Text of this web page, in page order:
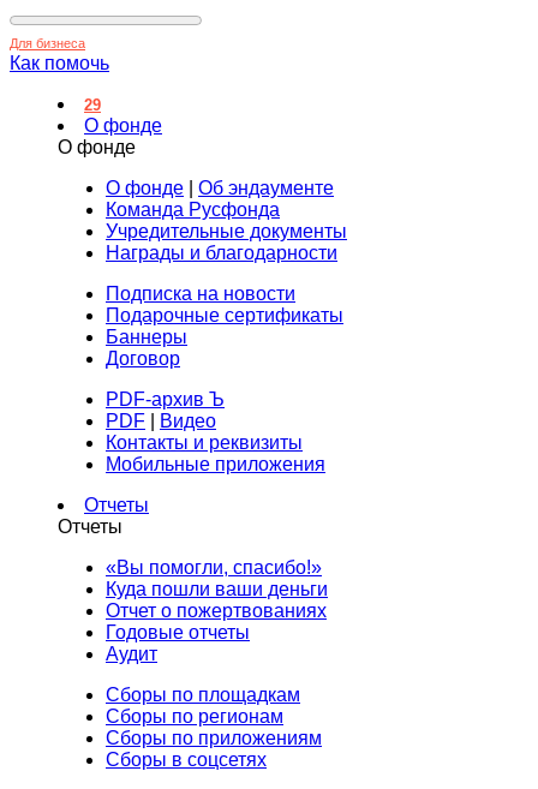
Для бизнеса
Как помочь
29
О фонде
О фонде
О фонде
Об эндаументе
Команда Русфонда
Учредительные документы
Награды и благодарности
Подписка на новости
Подарочные сертификаты
Баннеры
Договор
PDF-архив Ъ
PDF
Видео
Контакты и реквизиты
Мобильные приложения
Отчеты
Отчеты
«Вы помогли, спасибо!»
Куда пошли ваши деньги
Отчет о пожертвованиях
Годовые отчеты
Аудит
Сборы по площадкам
Сборы по регионам
Сборы по приложениям
Сборы в соцсетях